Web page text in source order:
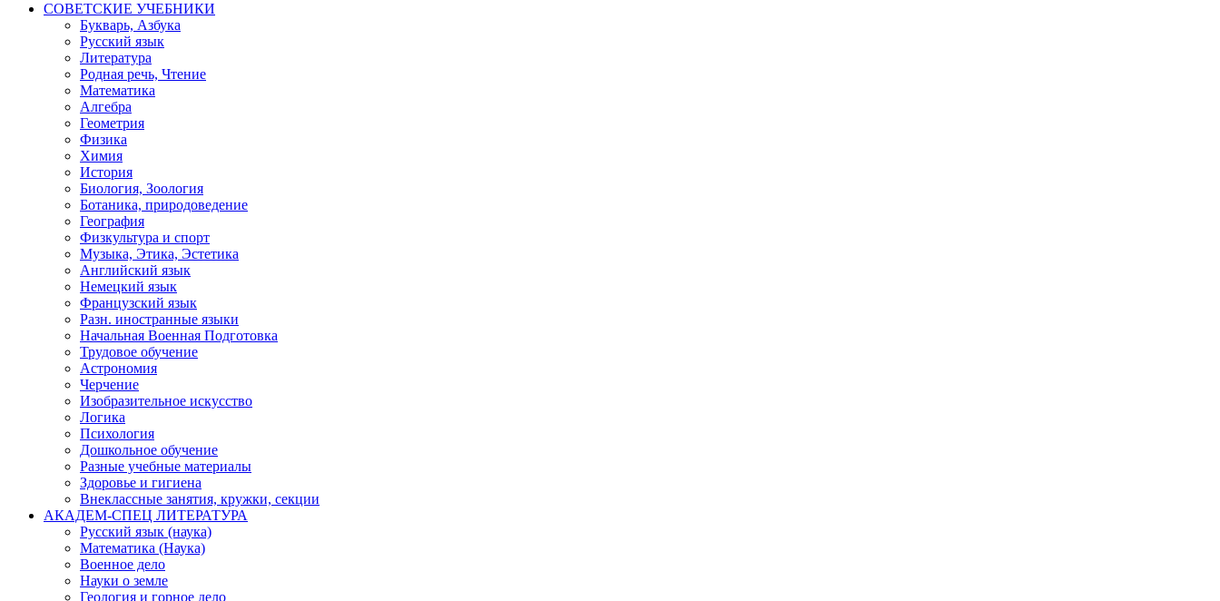
СОВЕТСКИЕ УЧЕБНИКИ
Букварь, Азбука
Русский язык
Литература
Родная речь, Чтение
Математика
Алгебра
Геометрия
Физика
Химия
История
Биология, Зоология
Ботаника, природоведение
География
Физкультура и спорт
Музыка, Этика, Эстетика
Английский язык
Немецкий язык
Французский язык
Разн. иностранные языки
Начальная Военная Подготовка
Трудовое обучение
Астрономия
Черчение
Изобразительное искусство
Логика
Психология
Дошкольное обучение
Разные учебные материалы
Здоровье и гигиена
Внеклассные занятия, кружки, секции
АКАДЕМ-СПЕЦ ЛИТЕРАТУРА
Русский язык (наука)
Математика (Наука)
Военное дело
Науки о земле
Геология и горное дело